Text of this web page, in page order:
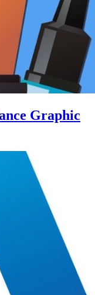
Graphic